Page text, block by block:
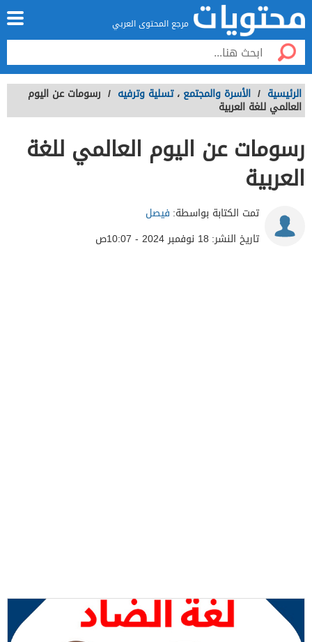
مرجع المحتوى العربي
الرئيسية / الأسرة والمجتمع ، تسلية وترفيه / رسومات عن اليوم
العالمي للغة العربية
رسومات عن اليوم العالمي للغة
العربية
تمت الكتابة بواسطة: فيصل
تاريخ النشر: 18 نوفمبر 2024 - 10:07ص